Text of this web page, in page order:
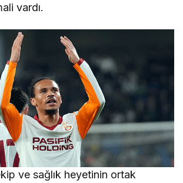
vardı.
ve sağlık heyetinin ortak